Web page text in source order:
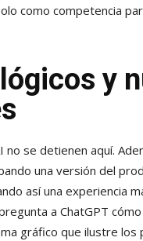
como competencia
y
no se detienen aquí.
una versión del
así una experiencia
a ChatGPT
gráfico que ilustre